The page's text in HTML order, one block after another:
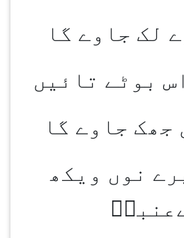
لک جاوے گا
بوٹے تائیں
جھک جاوے گا
نوں ویکھ